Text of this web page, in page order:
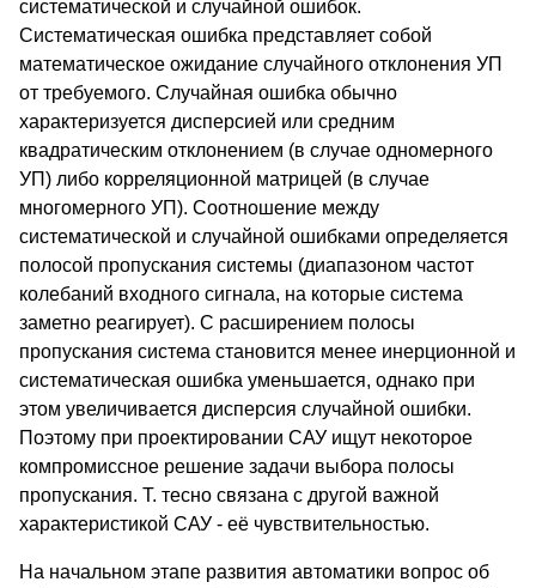
систематической и случайной ошибок.
Систематическая ошибка представляет собой
математическое ожидание случайного отклонения УП
от требуемого. Случайная ошибка обычно
характеризуется дисперсией или средним
квадратическим отклонением (в случае одномерного
УП) либо корреляционной матрицей (в случае
многомерного УП). Соотношение между
систематической и случайной ошибками определяется
полосой пропускания системы (диапазоном частот
колебаний входного сигнала, на которые система
заметно реагирует). С расширением полосы
пропускания система становится менее инерционной и
систематическая ошибка уменьшается, однако при
этом увеличивается дисперсия случайной ошибки.
Поэтому при проектировании САУ ищут некоторое
компромиссное решение задачи выбора полосы
пропускания. Т. тесно связана с другой важной
характеристикой САУ - её чувствительностью.
На начальном этапе развития автоматики вопрос об